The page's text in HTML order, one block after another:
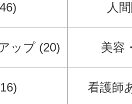
人
ップ (20) 美容
看護師